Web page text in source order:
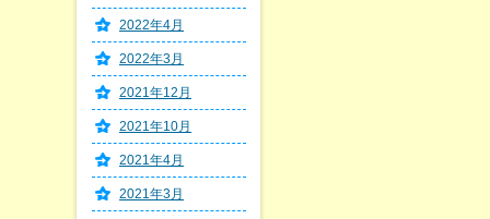
2022年4月
2022年3月
2021年12月
2021年10月
2021年4月
2021年3月